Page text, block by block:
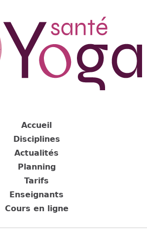
Accueil
Disciplines
Actualités
Planning
Tarifs
Enseignants
Cours en ligne